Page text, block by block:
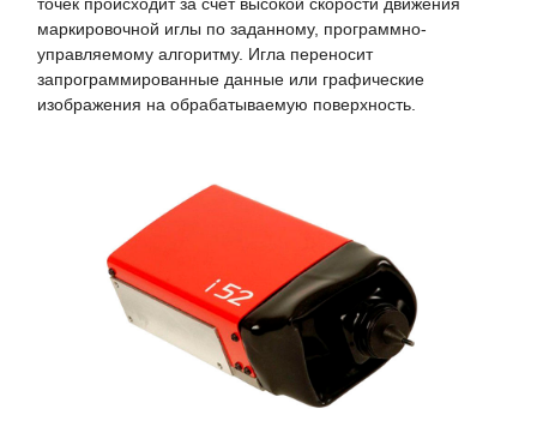
маркировочной иглы по заданному, программно-
управляемому алгоритму. Игла переносит
запрограммированные данные или графические
изображения на обрабатываемую поверхность.